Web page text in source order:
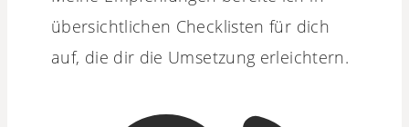
übersichtlichen Checklisten für dich
auf, die dir die Umsetzung erleichtern.